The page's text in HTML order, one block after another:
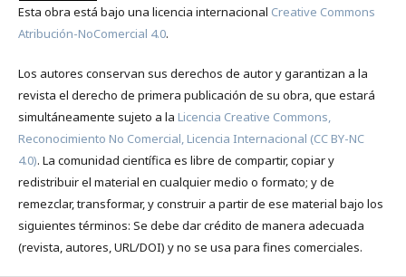
Esta obra está bajo una licencia internacional Creative Commons
Atribución-NoComercial 4.0.
Los autores conservan sus derechos de autor y garantizan a la
revista el derecho de primera publicación de su obra, que estará
simultáneamente sujeto a la Licencia Creative Commons,
Reconocimiento No Comercial, Licencia Internacional (CC BY-NC
4.0). La comunidad científica es libre de compartir, copiar y
redistribuir el material en cualquier medio o formato; y de
remezclar, transformar, y construir a partir de ese material bajo los
siguientes términos: Se debe dar crédito de manera adecuada
(revista, autores, URL/DOI) y no se usa para fines comerciales.